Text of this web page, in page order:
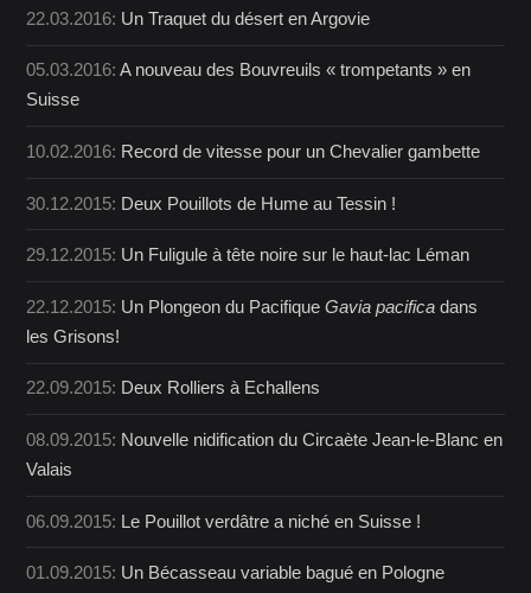
22.03.2016: Un Traquet du désert en Argovie
05.03.2016:A nouveau des Bouvreuils « trompetants » en
Suisse
10.02.2016: Record de vitesse pour un Chevalier gambette
30.12.2015: Deux Pouillots de Hume au Tessin !
29.12.2015: Un Fuligule à tête noire sur le haut-lac Léman
22.12.2015: Un Plongeon du PacifiqueGavia pacifica dans
les Grisons!
22.09.2015: Deux Rolliers à Echallens
08.09.2015: Nouvelle nidification du Circaète Jean-le-Blanc en
Valais
06.09.2015: Le Pouillot verdâtre a niché en Suisse !
01.09.2015: Un Bécasseau variable bagué en Pologne